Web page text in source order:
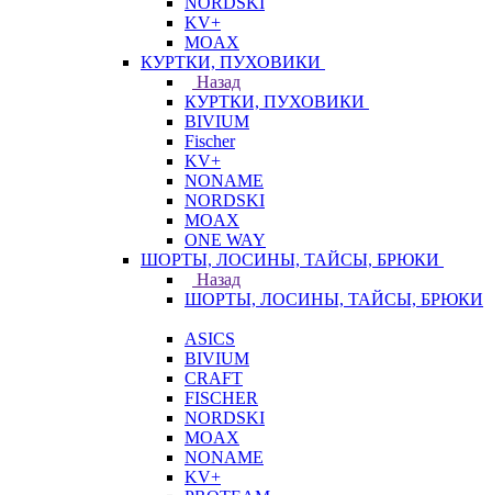
KV+
MOAX
КУРТКИ, ПУХОВИКИ
Назад
КУРТКИ, ПУХОВИКИ
BIVIUM
Fischer
KV+
NONAME
NORDSKI
MOAX
ONE WAY
ШОРТЫ, ЛОСИНЫ, ТАЙСЫ, БРЮКИ
Назад
ШОРТЫ, ЛОСИНЫ, ТАЙСЫ, БРЮКИ
ASICS
BIVIUM
CRAFT
FISCHER
NORDSKI
MOAX
NONAME
KV+